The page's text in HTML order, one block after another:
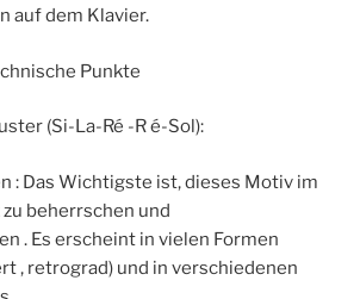
auf dem Klavier.
Punkte
(Si-La-Ré -R é-Sol):
: Das Wichtigste ist, dieses Motiv im
beherrschen und
. Es erscheint in vielen Formen
, retrograd) und in verschiedenen